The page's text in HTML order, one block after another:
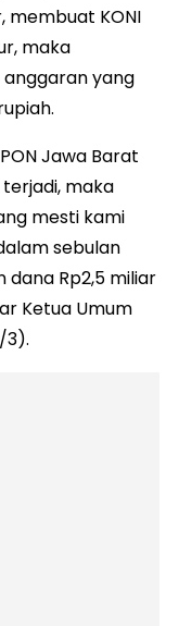
membuat KONI
maka
yang
Jawa Barat
maka
mesti kami
sebulan
Rp2,5 miliar
Ketua Umum
3).